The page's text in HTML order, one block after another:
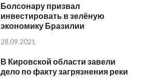
Болсонару призвал
инвестировать в зелёную
экономику Бразилии
28.09.2021
В Кировской области завели
дело по факту загрязнения реки